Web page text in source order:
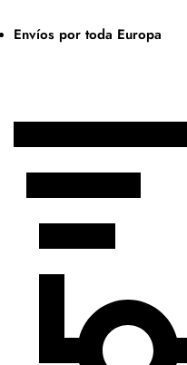
Envíos por toda Europa